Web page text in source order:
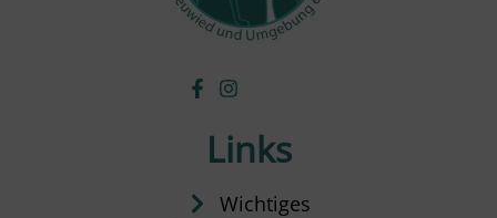
Links
Wichtiges